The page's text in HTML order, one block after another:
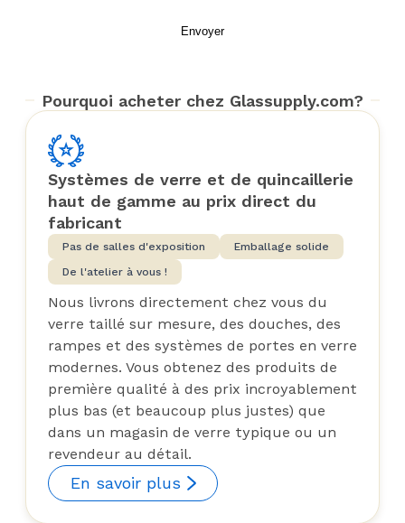
Pourquoi acheter chez Glassupply.com?
Systèmes de verre et de quincaillerie
haut de gamme au prix direct du
fabricant
Pas de salles d'exposition
Emballage solide
De l'atelier à vous !
Nous livrons directement chez vous du
verre taillé sur mesure, des douches, des
rampes et des systèmes de portes en verre
modernes. Vous obtenez des produits de
première qualité à des prix incroyablement
plus bas (et beaucoup plus justes) que
dans un magasin de verre typique ou un
revendeur au détail.
En savoir plus